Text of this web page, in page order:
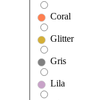
Coral
Glitter
Gris
Lila